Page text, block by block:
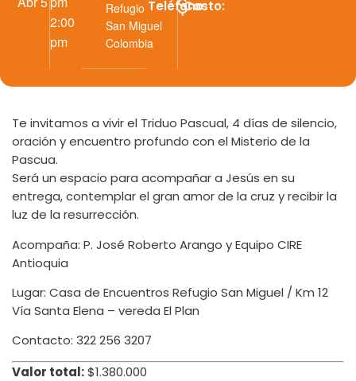
2:00
pm
Refugio
San Miguel
Colombia
TeléfonoCosto:
Te invitamos a vivir el Triduo Pascual, 4 días de silencio,
oración y encuentro profundo con el Misterio de la
Pascua.
Será un espacio para acompañar a Jesús en su
entrega, contemplar el gran amor de la cruz y recibir la
luz de la resurrección.
Acompaña: P. José Roberto Arango y Equipo CIRE
Antioquia
Lugar: Casa de Encuentros Refugio San Miguel / Km 12
Vía Santa Elena – vereda El Plan
Contacto: 322 256 3207
Valor total:$1.380.000